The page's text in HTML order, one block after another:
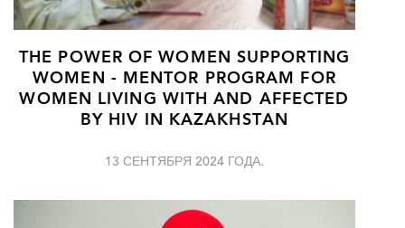
THE POWER OF WOMEN SUPPORTING
WOMEN - MENTOR PROGRAM FOR
WOMEN LIVING WITH AND AFFECTED
BY HIV IN KAZAKHSTAN
13 СЕНТЯБРЯ 2024 ГОДА.